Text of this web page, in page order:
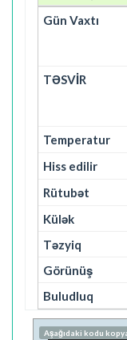
Aşağıdaki kodu